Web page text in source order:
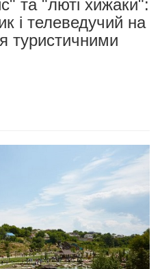
та "люті хижаки":
і телеведучий на
туристичними